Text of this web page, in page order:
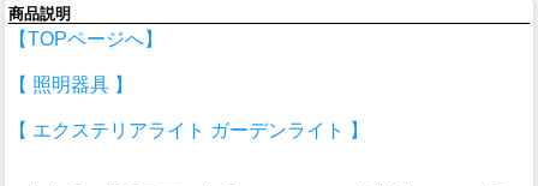
商品説明
【TOPページへ】
【 照明器具 】
【 エクステリアライト ガーデンライト 】